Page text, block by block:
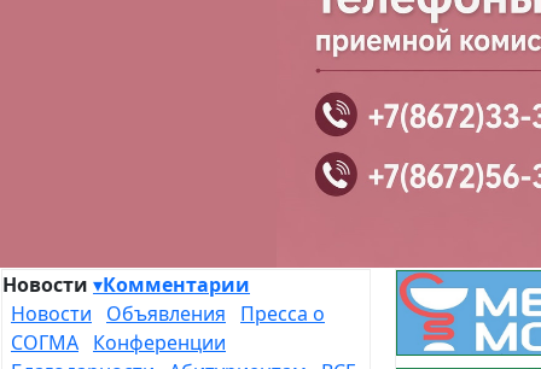
Новости ▾Комментарии
Новости
Объявления
Пресса о
СОГМА Конференции